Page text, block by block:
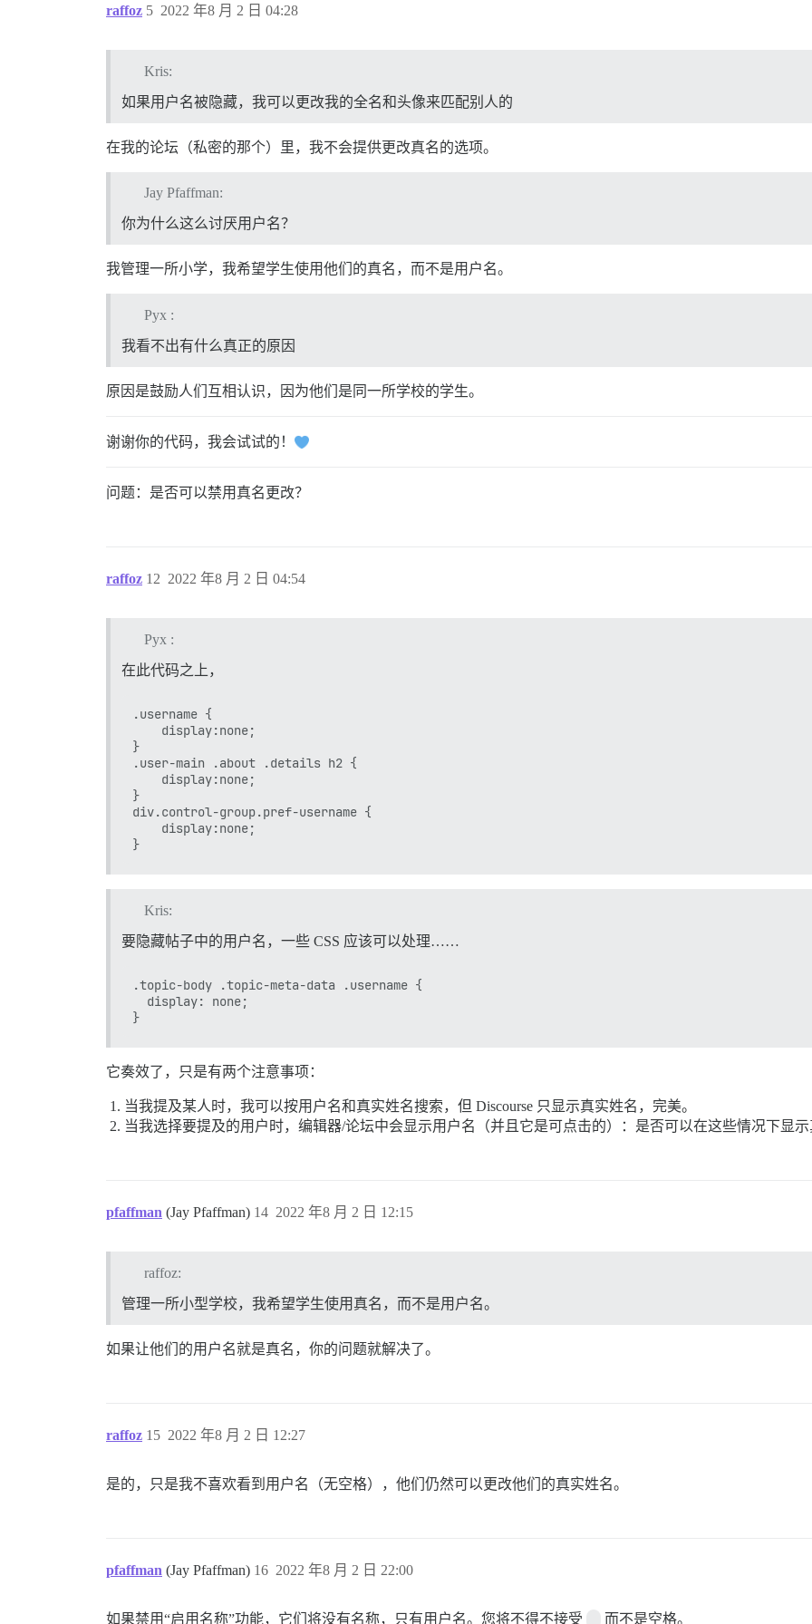
raffoz 2022 年8 月 2 日 04:28
5
Kris:
如果用户名被隐藏，我可以更改我的全名和头像来匹配别人的
在我的论坛（私密的那个）里，我不会提供更改真名的选项。
Jay Pfaffman:
你为什么这么讨厌用户名？
我管理一所小学，我希望学生使用他们的真名，而不是用户名。
Pyx :
我看不出有什么真正的原因
原因是鼓励人们互相认识，因为他们是同一所学校的学生。
谢谢你的代码，我会试试的！
问题：是否可以禁用真名更改？
raffoz 2022 年8 月 2 日 04:54
12
Pyx :
在此代码之上，
.username {
    display:none;
}
.user-main .about .details h2 {
    display:none;
}
div.control-group.pref-username {
    display:none;
Kris:
要隐藏帖子中的用户名，一些 CSS 应该可以处理……
.topic-body .topic-meta-data .username {
  display: none;
它奏效了，只是有两个注意事项：
当我提及某人时，我可以按用户名和真实姓名搜索，但 Discourse 只显示真实姓名，完美。
当我选择要提及的用户时，编辑器/论坛中会显示用户名（并且它是可点击的）：是否可以在这些情况下显示
pfaffman (Jay Pfaffman) 2022 年8 月 2 日 12:15
14
raffoz:
管理一所小型学校，我希望学生使用真名，而不是用户名。
如果让他们的用户名就是真名，你的问题就解决了。
raffoz 2022 年8 月 2 日 12:27
15
是的，只是我不喜欢看到用户名（无空格），他们仍然可以更改他们的真实姓名。
pfaffman (Jay Pfaffman) 2022 年8 月 2 日 22:00
16
如果禁用“启用名称”功能，它们将没有名称，只有用户名。您将不得不接受 而不是空格。